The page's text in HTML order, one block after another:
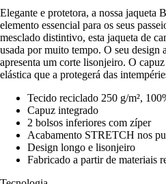
Elegante e protetora, a nossa jaqueta
elemento essencial para os seus
mesclado distintivo, esta jaqueta de
usada por muito tempo. O seu design
apresenta um corte lisonjeiro. O
elástica que a protegerá das
Tecido reciclado 250 g/m²,
Capuz integrado
2 bolsos inferiores com zíper
Acabamento STRETCH nos
Design longo e lisonjeiro
Fabricado a partir de materiais